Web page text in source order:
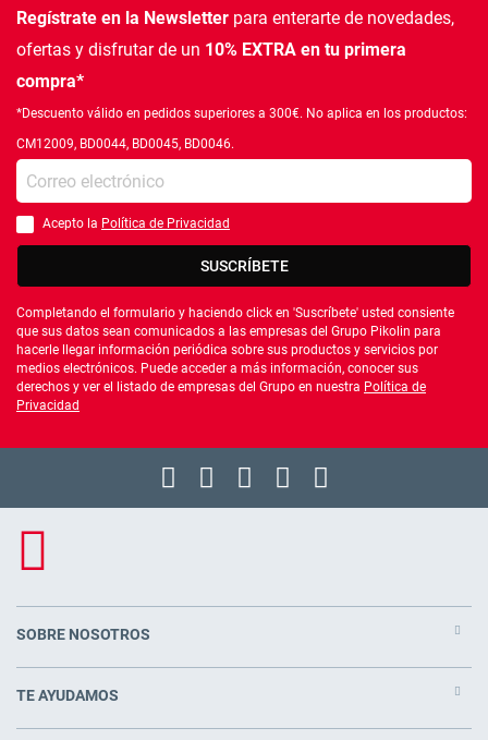
Regístrate en la Newsletter para enterarte de novedades,
ofertas y disfrutar de un 10% EXTRA en tu primera
compra*
*Descuento válido en pedidos superiores a 300€. No aplica en los productos:
CM12009, BD0044, BD0045, BD0046.
Introduce tu e-mail
Debes aceptar la política de privacidad
Acepto la Política de Privacidad
SUSCRÍBETE
Completando el formulario y haciendo click en 'Suscríbete' usted consiente
que sus datos sean comunicados a las empresas del Grupo Pikolin para
hacerle llegar información periódica sobre sus productos y servicios por
medios electrónicos. Puede acceder a más información, conocer sus
derechos y ver el listado de empresas del Grupo en nuestra Política de
Privacidad
SOBRE NOSOTROS
TE AYUDAMOS